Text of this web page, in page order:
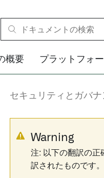
概要 プラットフォ
セキュリティとガバナ
Warning
注: 以下の翻訳の正
訳されたものです。